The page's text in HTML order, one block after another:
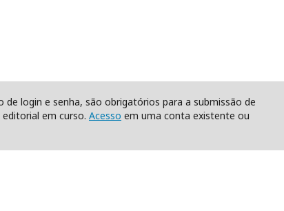
login e senha, são obrigatórios para a submissão de
em curso. Acesso em uma conta existente ou